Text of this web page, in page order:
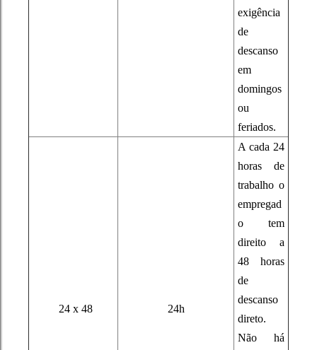
exigência
de
descanso
em
domingos
ou
feriados.
24 x 48 24h
A cada 24
horas de
trabalho o
empregad
o tem
direito a
48 horas
de
descanso
direto.
Não há